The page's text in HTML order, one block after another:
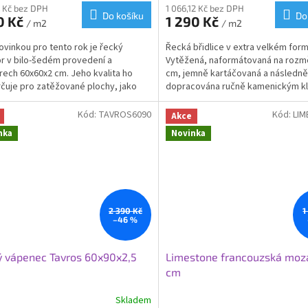
bez DPH
Kč / m2
Do košíku
pro tento rok je řecký
v bilo-šedém provedení a
60x60x2 cm. Jeho kvalita ho
pro zatěžované plochy, jako
terasy a pergoly. Kvalitou a
vzhledem Vám bude dělat
desetiletí. Uranos se neztratí v
ani v interiéru. Jeho
1 066,12 Kč bez DPH
1 290 Kč / m2
Řecká břidlice v extra velkém
Vytěžená, naformátovaná na
cm, jemně kartáčovaná a
dopracována ručně kamenickým
Vám přináší exkluzivní a luxusní
Vašeho projektu. Její kvalita ji
pro zatěžované plochy, jako jsou
pergoly, zahradní nášlapy, fasádní
2 390 Kč
–46 %
vápenec Tavros 60x90x2,5
Skladem
Kód: TAVROS6090
Akce
Novinka
Limestone francouzská
cm
Kód: